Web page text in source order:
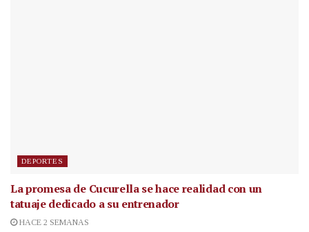
DEPORTES
La promesa de Cucurella se hace realidad con un
tatuaje dedicado a su entrenador
HACE 2 SEMANAS